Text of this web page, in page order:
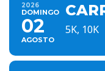
2026
DOMINGO
02
AGOSTO
5K, 10K